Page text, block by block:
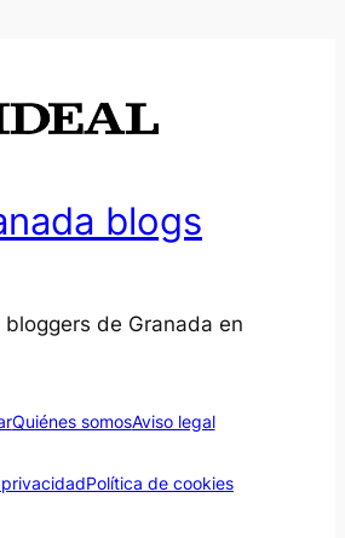
blogs
de Granada en
Quiénes somosAviso legal
Política de cookies